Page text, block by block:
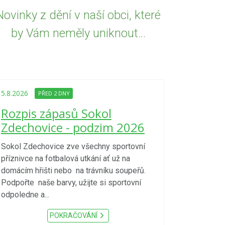
z dění v naší obci, které
by Vám neměly uniknout...
5.8.2026 PŘED 2 DNY
Rozpis zápasů Sokol
Zdechovice - podzim 2026
Sokol Zdechovice zve všechny sportovní
příznivce na fotbalová utkání ať už na
domácím hřišti nebo na trávníku soupeřů.
Podpořte naše barvy, užijte si sportovní
odpoledne a...
POKRAČOVÁNÍ